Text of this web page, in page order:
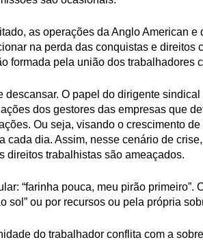
as operações da Anglo American
na perda das conquistas e direitos
formada pela união dos trabalhadores
O papel do dirigente
dos gestores das empresas que
Ou seja, visando o crescimento
cada dia. Assim, nesse cenário de
direitos trabalhistas são ameaçados.
“farinha pouca, meu pirão primeiro”.
sol” ou por recursos ou pela própria
do trabalhador conflita com a